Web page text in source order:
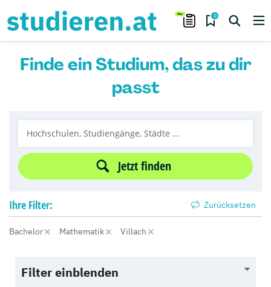
0
Finde ein Studium, das zu dir
passt
Jetzt finden
Ihre Filter: Zurücksetzen
Bachelor Mathematik Villach
Filter einblenden